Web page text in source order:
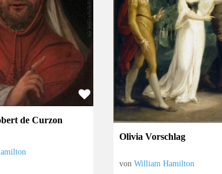
de Curzon
Olivia Vorschlag
vonWilliam Hamilton